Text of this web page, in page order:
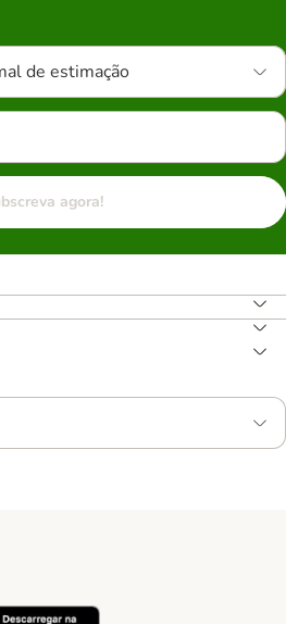
de estimação
agora!